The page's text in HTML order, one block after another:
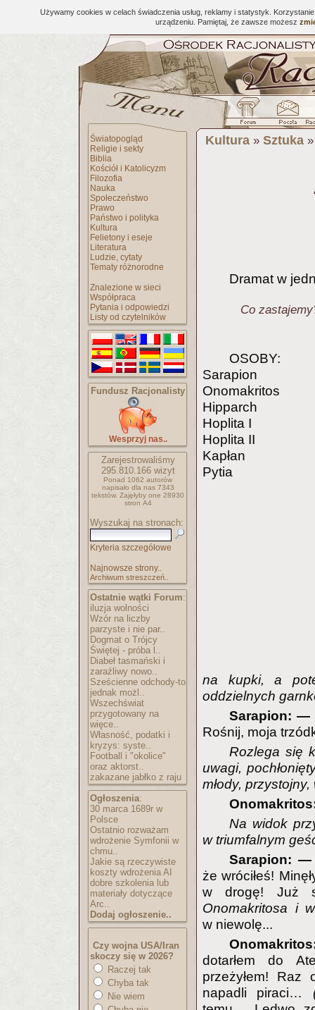
Używamy cookies w celach świadczenia usług, reklamy i statystyk.
urządzeniu. Pamiętaj, że zawsze możesz
Światopogląd
Religie i sekty
Biblia
Kościół i Katolicyzm
Filozofia
Nauka
Społeczeństwo
Prawo
Państwo i polityka
Kultura
Felietony i eseje
Literatura
Ludzie, cytaty
Tematy różnorodne
Znalezione w sieci
Współpraca
Pytania i odpowiedzi
Listy od czytelników
Fundusz Racjonalisty
Wesprzyj nas..
Zarejestrowaliśmy
295.810.166wizyt
Ponad 1062 autorów
napisało dla nas 7343
tekstów. Zajęłyby one 28930
stron A4
Wyszukaj na stronach:
Kryteria szczegółowe
Najnowsze strony..
Archiwum streszczeń..
Ostatnie wątki Forum:
iluzja wolności
Wzór na liczby
parzyste i nie par..
Dogmat o Trójcy
Świętej - próba l..
Diabeł tasmański i
zaraźliwy nowo..
Sześcienne odchody-to
jednak możl..
Wszechświat
przygotowany na
więce..
Własność, podatki i
kryzys: syste..
Football i "okolice"
oraz aktorst..
zakazane jabłko z raju
Ogłoszenia:
30 marca 1689r w
Polsce
Ostatnio rozważam
wdrożenie Symfonii w
chmu..
Jakie są rzeczywiste
koszty wdrożenia AI
dobre szkolenia lub
materiały dotyczące
Arc..
Dodaj ogłoszenie..
Czy wojna USA/Iran
skoczy się w 2026?
Raczej tak
Chyba tak
Nie wiem
Kultura » Sztuka
Dramat w
Co
OSOBY:
Sarapion
Onomakritos
Hipparch
Hoplita I
Hoplita II
Kapłan
Pytia
na kupki, a
oddzielnych
Sarapion: —
Rośnij, moja
Rozlega się
uwagi,
młody,
Na widok
w triumfalnym
Sarapion:
że wróciłeś!
w drogę! Już
Onomakritosa i
w niewolę...
dotarłem do
przeżyłem! Raz
napadli piraci…